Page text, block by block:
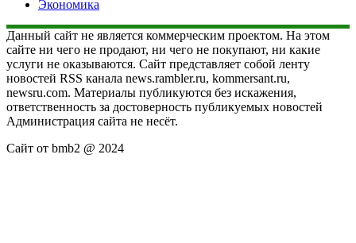
Экономика
Данный сайт не является коммерческим проектом. На этом
сайте ни чего не продают, ни чего не покупают, ни какие
услуги не оказываются. Сайт представляет собой ленту
новостей RSS канала news.rambler.ru, kommersant.ru,
newsru.com. Материалы публикуются без искажения,
ответственность за достоверность публикуемых новостей
Администрация сайта не несёт.
Сайт от bmb2 @ 2024